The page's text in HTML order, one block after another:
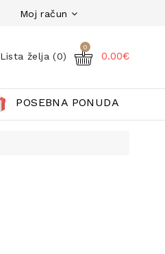
Moj račun
Lista želja (0)
0
0.00€
POSEBNA PONUDA